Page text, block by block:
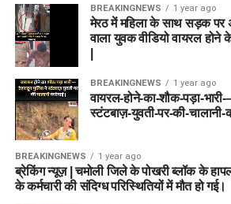
BREAKINGNEWS 1 year ago
मेरठ में महिला के साथ सड़क
वाला युवक वीडियो वायरल होने
BREAKINGNEWS 1 year ago
वायरल-होने-का-शौक-पड़ा-
स्टंटबाज़-युवती-पर-की-चालानी-
BREAKINGNEWS 1 year ago
ब्रेकिंग न्यूज़ | चमोली जिले के पोखरी ब्लॉक के
के कर्मचारी की संदिग्ध परिस्थितियों में मौत हो गई।